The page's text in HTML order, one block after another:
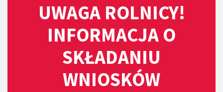
UWAGA ROLNICY!
INFORMACJA O
SKŁADANIU
WNIOSKÓW